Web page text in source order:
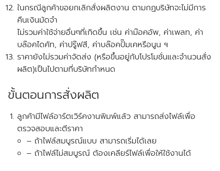
ในกรณีลูกค้าขอยกเลิกสั่งผลิตงาน ตามกฏบริษัทจะไม่มีการ
คืนเงินมัดจำ
ไม่รวมค่าใช้จ่ายอื่นๆที่เกิดขึ้น เช่น ค่าม๊อคอัพ, ค่าเพลท, ค่า
บล๊อคไดคัท, ค่าปรู๊ฟสี, ค่าบล๊อคปั๊มเคหรือนูน ฯ
ราคายังไม่รวมค่าจัดส่ง (หรือขึ้นอยู่กับโปรโมชั่นและจำนวนสั่ง
ผลิต)เป็นไปตามที่บริษัทกำหนด
ขั้นตอนการสั่งผลิต
ลูกค้ามีไฟล์อาร์ตเวิร์คงานพิมพ์แล้ว สามารถส่งไฟล์เพื่อ
ตรวจสอบและตีราคา
– ถ้าไฟล์สมบูรณ์แบบ สามารถเริ่มได้เลย
– ถ้าไฟล์ไม่สมบูรณ์ ต้องเคลียร์ไฟล์เพื่อให้ใช้งานได้